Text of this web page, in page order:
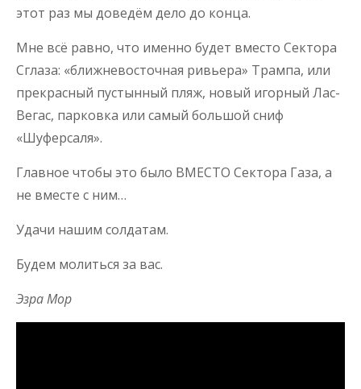
этот раз мы доведём дело до конца.
Мне всё равно, что именно будет вместо Сектора
Сглаза: «ближневосточная ривьера» Трампа, или
прекрасный пустынный пляж, новый игорный Лас-
Вегас, парковка или самый большой сниф
«Шуферсаля».
Главное чтобы это было ВМЕСТО Сектора Газа, а
не вместе с ним…
Удачи нашим солдатам.
Будем молиться за вас.
Эзра Мор